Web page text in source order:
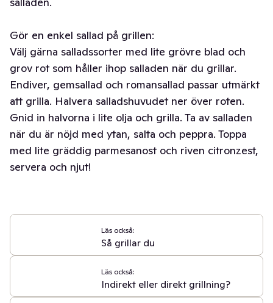
Gör en enkel sallad på grillen:
Välj gärna salladssorter med lite grövre blad och
grov rot som håller ihop salladen när du grillar.
Endiver, gemsallad och romansallad passar utmärkt
att grilla. Halvera salladshuvudet ner över roten.
Gnid in halvorna i lite olja och grilla. Ta av salladen
när du är nöjd med ytan, salta och peppra. Toppa
med lite gräddig parmesanost och riven citronzest,
servera och njut!
Läs också:
Så grillar du
Läs också:
Indirekt eller direkt grillning?